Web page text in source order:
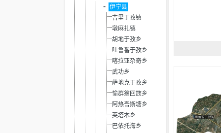
伊宁县
吉里于孜镇
墩麻扎镇
胡地于孜乡
吐鲁番于孜乡
喀拉亚尕奇乡
武功乡
萨地克于孜乡
愉群翁回族乡
阿热吾斯塘乡
英塔木乡
巴依托海乡